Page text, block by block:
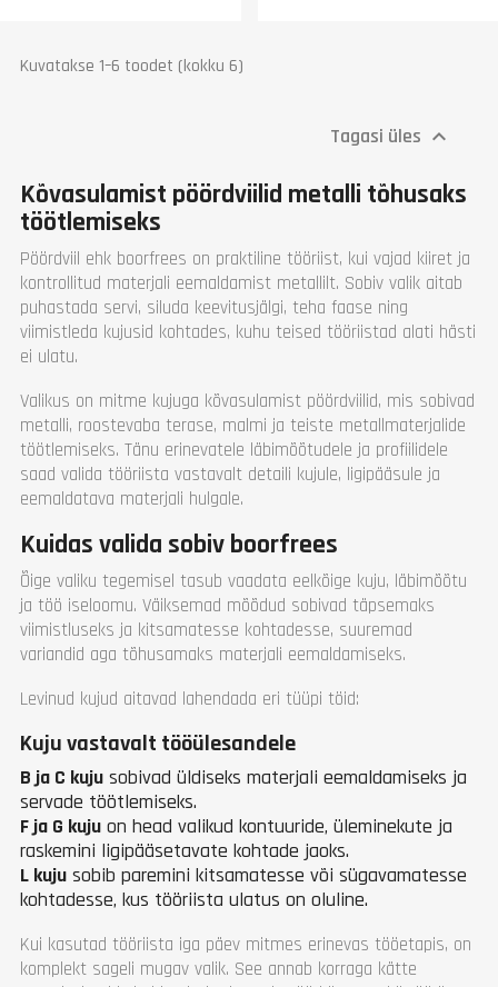
Kuvatakse 1–6 toodet (kokku 6)
Tagasi üles 
Kõvasulamist pöördviilid metalli tõhusaks
töötlemiseks
Pöördviil ehk boorfrees on praktiline tööriist, kui vajad kiiret ja
kontrollitud materjali eemaldamist metallilt. Sobiv valik aitab
puhastada servi, siluda keevitusjälgi, teha faase ning
viimistleda kujusid kohtades, kuhu teised tööriistad alati hästi
ei ulatu.
Valikus on mitme kujuga kõvasulamist pöördviilid, mis sobivad
metalli, roostevaba terase, malmi ja teiste metallmaterjalide
töötlemiseks. Tänu erinevatele läbimõõtudele ja profiilidele
saad valida tööriista vastavalt detaili kujule, ligipääsule ja
eemaldatava materjali hulgale.
Kuidas valida sobiv boorfrees
Õige valiku tegemisel tasub vaadata eelkõige kuju, läbimõõtu
ja töö iseloomu. Väiksemad mõõdud sobivad täpsemaks
viimistluseks ja kitsamatesse kohtadesse, suuremad
variandid aga tõhusamaks materjali eemaldamiseks.
Levinud kujud aitavad lahendada eri tüüpi töid:
Kuju vastavalt tööülesandele
B ja C kuju sobivad üldiseks materjali eemaldamiseks ja
servade töötlemiseks.
F ja G kuju on head valikud kontuuride, üleminekute ja
raskemini ligipääsetavate kohtade jaoks.
L kuju sobib paremini kitsamatesse või sügavamatesse
kohtadesse, kus tööriista ulatus on oluline.
Kui kasutad tööriista iga päev mitmes erinevas tööetapis, on
komplekt sageli mugav valik. See annab korraga kätte